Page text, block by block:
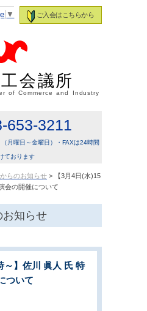
ご入会はこちらから
▼
会議所
of Commerce and Industry
653-3211
月曜日～金曜日）・FAXは24時間
ております
らのお知らせ > 【3月4日(水)15
会の開催について
お知らせ
～】佐川 眞人 氏 特
ついて